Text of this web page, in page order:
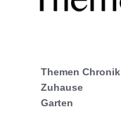
Themen Chronik
Zuhause
Garten